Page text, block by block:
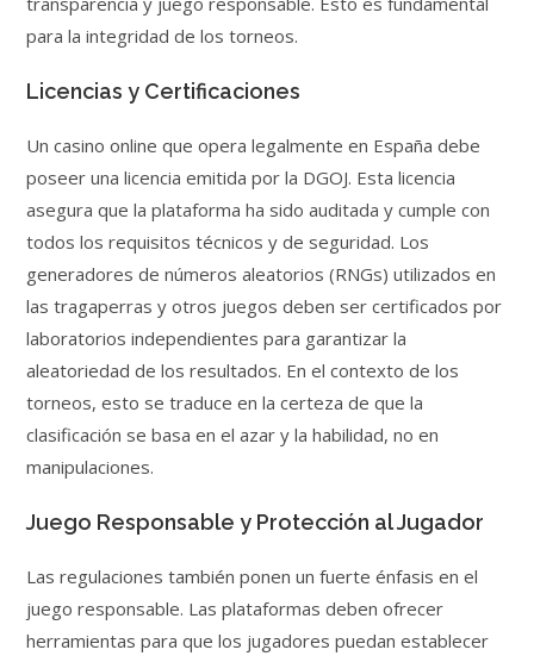
para la integridad de los torneos.
Licencias y Certificaciones
Un casino online que opera legalmente en España debe
poseer una licencia emitida por la DGOJ. Esta licencia
asegura que la plataforma ha sido auditada y cumple con
todos los requisitos técnicos y de seguridad. Los
generadores de números aleatorios (RNGs) utilizados en
las tragaperras y otros juegos deben ser certificados por
laboratorios independientes para garantizar la
aleatoriedad de los resultados. En el contexto de los
torneos, esto se traduce en la certeza de que la
clasificación se basa en el azar y la habilidad, no en
manipulaciones.
Juego Responsable y Protección al Jugador
Las regulaciones también ponen un fuerte énfasis en el
juego responsable. Las plataformas deben ofrecer
herramientas para que los jugadores puedan establecer